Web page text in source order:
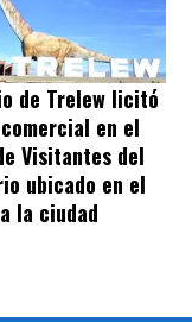
de Trelew licitó
en el
Visitantes del
ubicado en el
la ciudad